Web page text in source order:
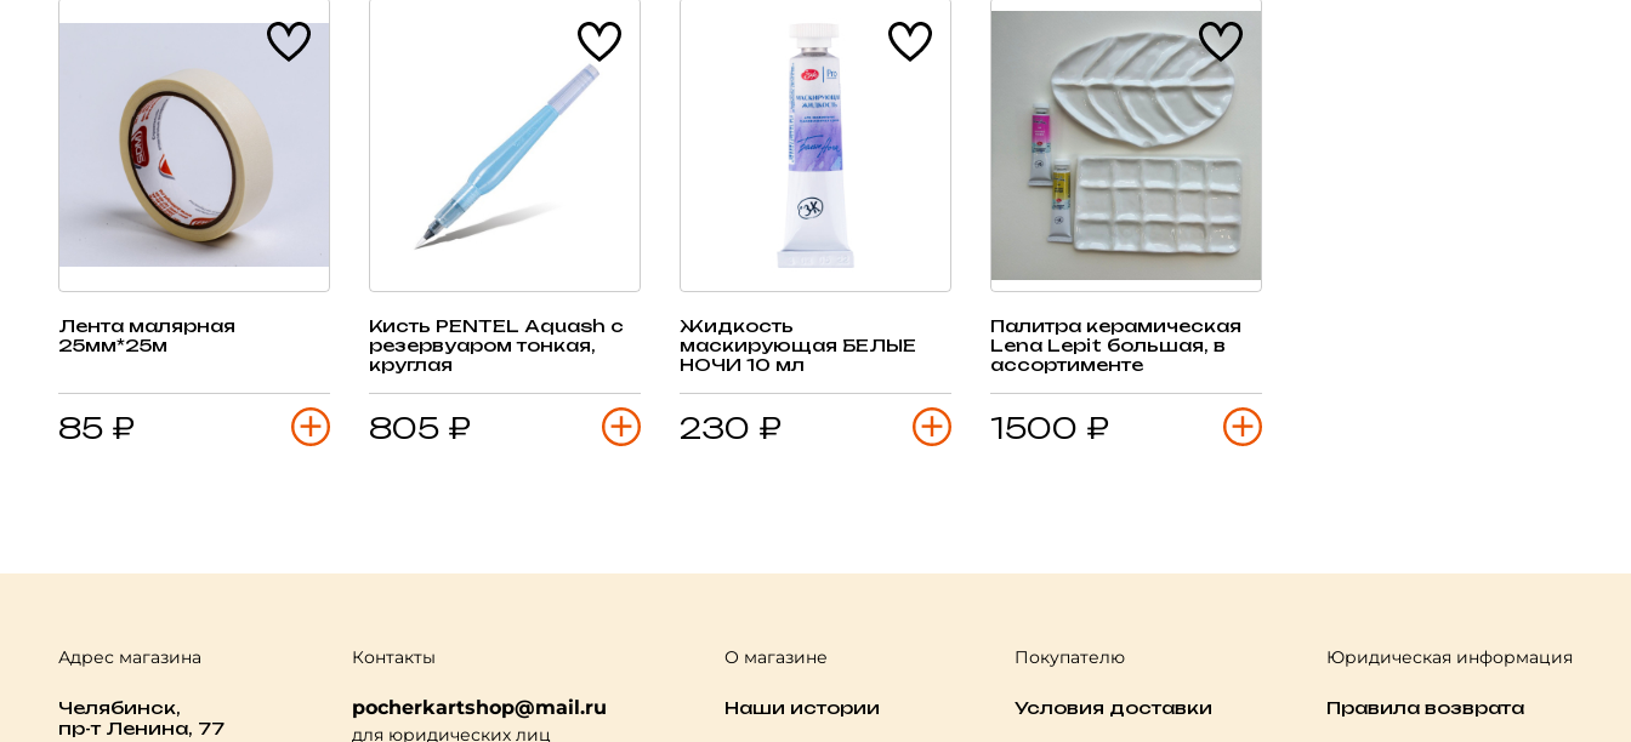
Лента малярная
25мм*25м
85 ₽
Кисть PENTEL Aquash с
резервуаром тонкая,
круглая
805 ₽
Жидкость
маскирующая БЕЛЫЕ
НОЧИ 10 мл
230 ₽
Палитра керамическая
Lena Lepit большая, в
ассортименте
1500 ₽
Адрес магазина
Челябинск,
пр-т Ленина, 77
Контакты
pocherkartshop@mail.ru
для юридических лиц
О магазине
Наши истории
Покупателю
Условия доставки
Юридическая информация
Правила возврата